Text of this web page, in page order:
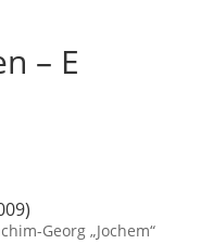
– E
Georg „Jochem“